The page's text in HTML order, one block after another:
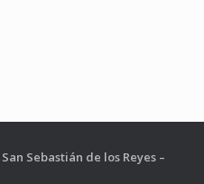
Sebastián de los Reyes –